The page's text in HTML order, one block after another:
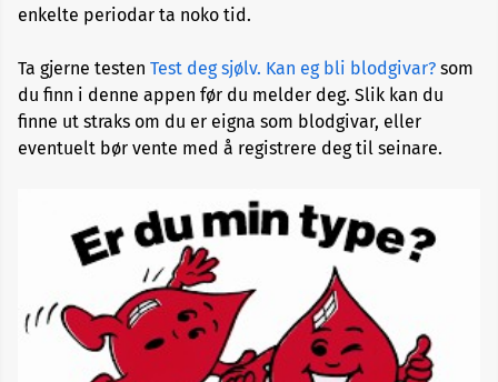
deg
sjølv.
Kan
eg
blodgivar?
enkelte periodar ta noko tid.
Ta gjerne testen Test deg sjølv. Kan eg bli blodgivar? som
du finn i denne appen før du melder deg. Slik kan du
finne ut straks om du er eigna som blodgivar, eller
eventuelt bør vente med å registrere deg til seinare.